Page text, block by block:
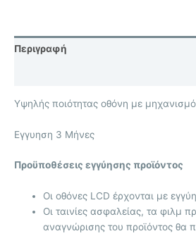
Περιγραφή
Υψηλής ποιότητας οθόνη με
Eγγυηση 3 Μήνες
Προϋποθέσεις εγγύησης προϊόντος
Οι οθόνες LCD έρχονται με
Οι ταινίες ασφαλείας, τα φιλμ
αναγνώρισης του προϊόντος θα